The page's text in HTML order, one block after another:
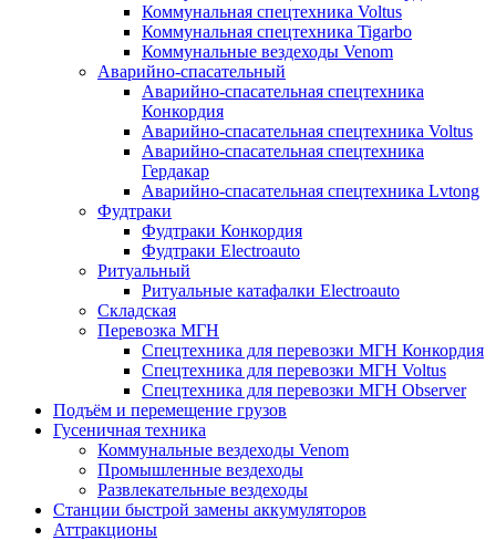
Коммунальная спецтехника Voltus
Коммунальная спецтехника Tigarbo
Коммунальные вездеходы Venom
Аварийно-спасательный
Аварийно-спасательная спецтехника
Конкордия
Аварийно-спасательная спецтехника Voltus
Аварийно-спасательная спецтехника
Гердакар
Аварийно-спасательная спецтехника Lvtong
Фудтраки
Фудтраки Конкордия
Фудтраки Electroauto
Ритуальный
Ритуальные катафалки Electroauto
Складская
Перевозка МГН
Спецтехника для перевозки МГН Конкордия
Спецтехника для перевозки МГН Voltus
Спецтехника для перевозки МГН Observer
Подъём и перемещение грузов
Гусеничная техника
Коммунальные вездеходы Venom
Промышленные вездеходы
Развлекательные вездеходы
Станции быстрой замены аккумуляторов
Аттракционы